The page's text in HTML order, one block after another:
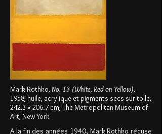
Mark Rothko, No. 13 (White, Red on Yellow),
1958, huile, acrylique et pigments secs sur toile,
242,3 × 206.7 cm, The Metropolitan Museum of
Art, New York
A la fin des années 1940, Mark Rothko récuse